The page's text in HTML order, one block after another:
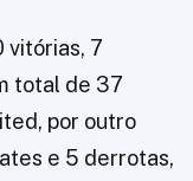
vitórias, 7
total de 37
por outro
e 5 derrotas,